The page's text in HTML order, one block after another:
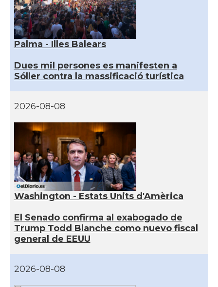
Palma - Illes Balears
Dues mil persones es manifesten a
Sóller contra la massificació turística
2026-08-08
Washington - Estats Units d'Amèrica
El Senado confirma al exabogado de
Trump Todd Blanche como nuevo fiscal
general de EEUU
2026-08-08